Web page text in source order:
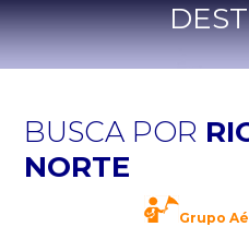
BUSCA POR
NORTE
Grupo